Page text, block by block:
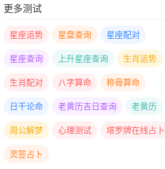
更多测试
星座运势 星盘查询 星座配对
星座查询 上升星座查询 生肖运势
生肖配对 八字算命 称骨算命
日干论命 老黄历吉日查询 老黄历
周公解梦 心理测试 塔罗牌在线占卜
灵签占卜